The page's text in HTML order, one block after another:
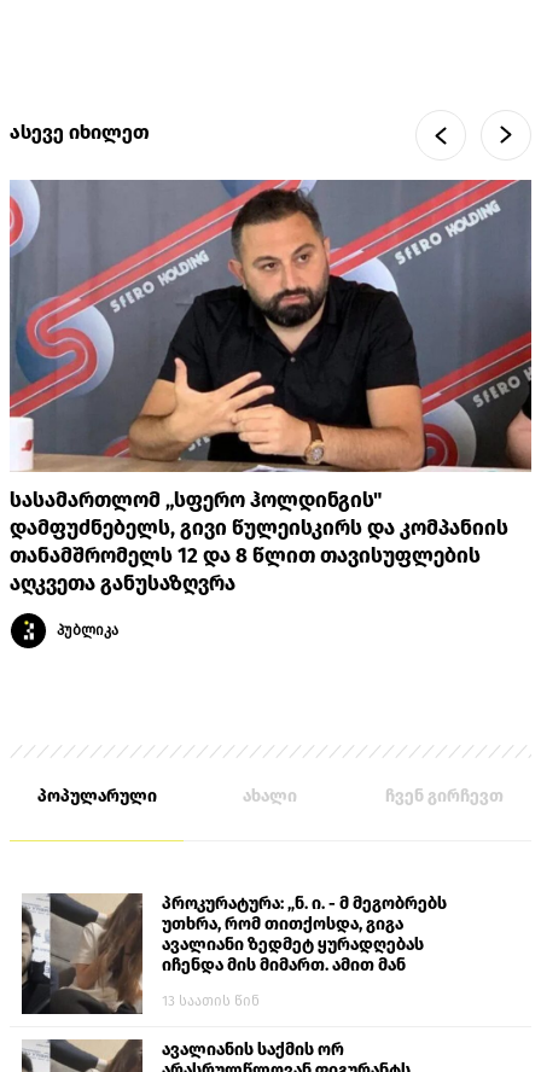
ასევე იხილეთ
სასამართლომ „სფერო ჰოლდინგის"
დამფუძნებელს, გივი წულეისკირს და კომპანიის
თანამშრომელს 12 და 8 წლით თავისუფლების
აღკვეთა განუსაზღვრა
პუბლიკა
პოპულარული ახალი ჩვენ გირჩევთ
პროკურატურა: „ნ. ი. - მ მეგობრებს
უთხრა, რომ თითქოსდა, გიგა
ავალიანი ზედმეტ ყურადღებას
იჩენდა მის მიმართ. ამით მან
თავს დასხმოდა გიგა ავალიანს“
13 საათის წინ
ავალიანის საქმის ორ